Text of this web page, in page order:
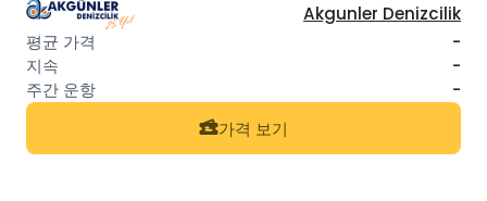
Akgunler Denizcilik
-
-
-
가격 보기